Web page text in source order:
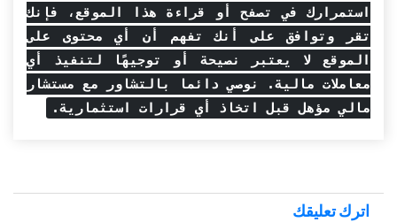
استمرارك في تصفح أو قراءة هذا الموقع، فإنك
تقر وتوافق على أنك تفهم أن أي محتوى على
الموقع لا يعتبر نصيحة أو توجيهًا لتنفيذ أي
معاملات مالية. نوصي دائما بالتشاور مع مستشار
مالي مؤهل قبل اتخاذ أي قرارات استثمارية.
اترك تعليقك